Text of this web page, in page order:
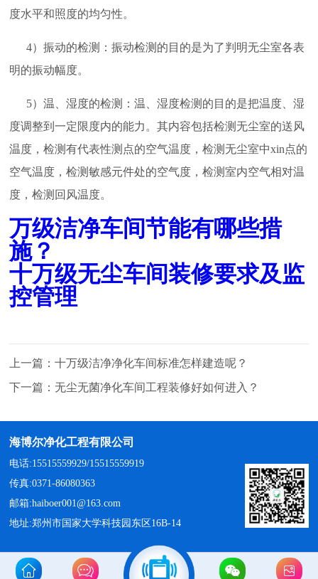
度水平和照度的均匀性。
4）振动的检测：振动检测的目的是为了判明无尘室各表
明的振动幅度。
5）温、湿度的检测：温、湿度检测的目的是把温度、湿
度调整到一定限度内的能力。其内容包括检测无尘室的送风
温度，检测有代表性测点的空气温度，检测无尘室中xin点的
空气温度，检测敏感元件处的空气度，检测室内空气相对温
度，检测回风温度。
万级洁净车间节能有哪些措
施？
十万级无尘车间装修要求及监
控管理
上一篇：十万级洁净净化车间标准怎样建造呢？
下一篇： 无尘无菌净化车间工程装修好如何进入？
海博尔净化工程有限公司
电话:15515559929/15515559919
传真:0371-86080363
邮箱:haiboer001@163.com
地址:郑州市国家大学科技园东区16B-14